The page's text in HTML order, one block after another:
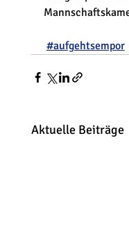
#aufgehtsempor
Aktuelle Beiträge